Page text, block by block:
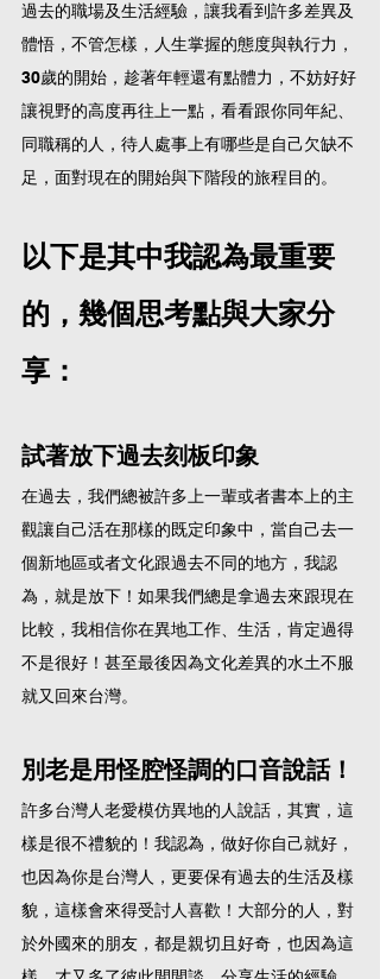
過去的職場及生活經驗，讓我看到許多差異及
體悟，不管怎樣，人生掌握的態度與執行力，
30歲的開始，趁著年輕還有點體力，不妨好好
讓視野的高度再往上一點，看看跟你同年紀、
同職稱的人，待人處事上有哪些是自己欠缺不
足，面對現在的開始與下階段的旅程目的。
以下是其中我認為最重要
的，幾個思考點與大家分
享：
試著放下過去刻板印象
在過去，我們總被許多上一輩或者書本上的主
觀讓自己活在那樣的既定印象中，當自己去一
個新地區或者文化跟過去不同的地方，我認
為，就是放下！如果我們總是拿過去來跟現在
比較，我相信你在異地工作、生活，肯定過得
不是很好！甚至最後因為文化差異的水土不服
就又回來台灣。
別老是用怪腔怪調的口音說話！
許多台灣人老愛模仿異地的人說話，其實，這
樣是很不禮貌的！我認為，做好你自己就好，
也因為你是台灣人，更要保有過去的生活及樣
貌，這樣會來得受討人喜歡！大部分的人，對
於外國來的朋友，都是親切且好奇，也因為這